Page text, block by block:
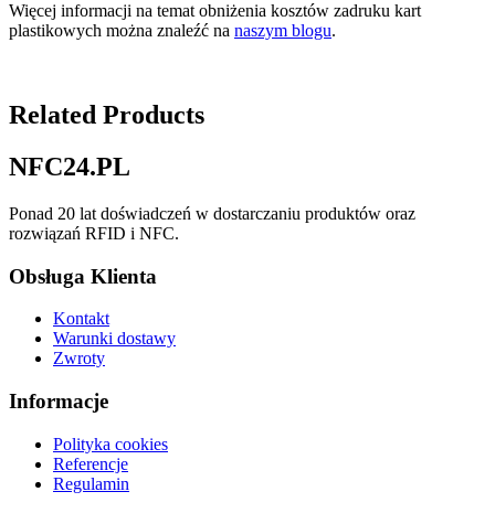
Więcej informacji na temat obniżenia kosztów zadruku kart
plastikowych można znaleźć na naszym blogu.
Related Products
NFC24.PL
Ponad 20 lat doświadczeń w dostarczaniu produktów oraz
rozwiązań RFID i NFC.
Obsługa Klienta
Kontakt
Warunki dostawy
Zwroty
Informacje
Polityka cookies
Referencje
Regulamin